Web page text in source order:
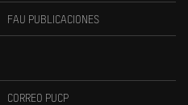
FAU PUBLICACIONES
CORREO PUCP